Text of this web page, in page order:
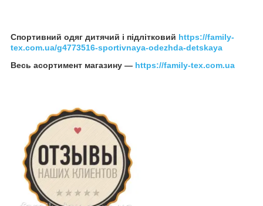
Спортивний одяг дитячий і підлітковий https://family-
tex.com.ua/g4773516-sportivnaya-odezhda-detskaya
Весь асортимент магазину — https://family-tex.com.ua